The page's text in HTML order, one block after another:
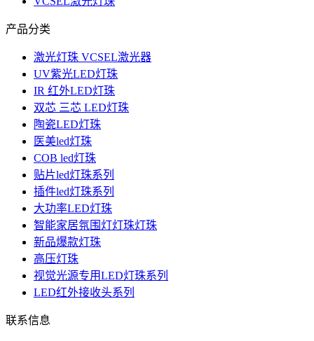
产品分类
激光灯珠 VCSEL激光器
UV紫光LED灯珠
IR 红外LED灯珠
双芯 三芯 LED灯珠
陶瓷LED灯珠
医美led灯珠
COB led灯珠
贴片led灯珠系列
插件led灯珠系列
大功率LED灯珠
智能家居氛围灯灯珠灯珠
新品爆款灯珠
高压灯珠
视觉光源专用LED灯珠系列
LED红外接收头系列
联系信息